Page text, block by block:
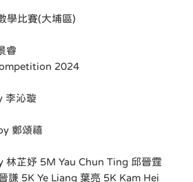
學比賽(大埔區)
睿
2024
李沁璇
鄭頌禧
林芷妤 5M Yau Chun Ting 邱晉霆
謙 5K Ye Liang 葉亮 5K Kam Hei